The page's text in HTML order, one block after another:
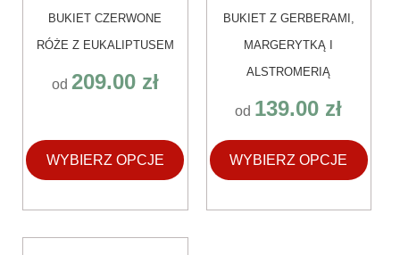
BUKIET CZERWONE
RÓŻE Z EUKALIPTUSEM
od 209.00 zł
WYBIERZ OPCJE
BUKIET Z GERBERAMI,
MARGERYTKĄ I
ALSTROMERIĄ
od 139.00 zł
WYBIERZ OPCJE